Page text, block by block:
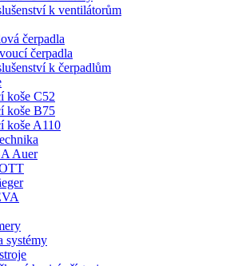
k ventilátorům
čerpadla
čerpadla
k čerpadlům
koše C52
koše B75
koše A110
Auer
systémy